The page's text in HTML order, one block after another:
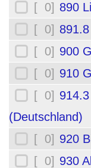
[ 0] 890
[ 0]
[ 0] 900
[ 0] 910
[ 0]
(Deutschland)
[ 0] 920
[ 0] 930